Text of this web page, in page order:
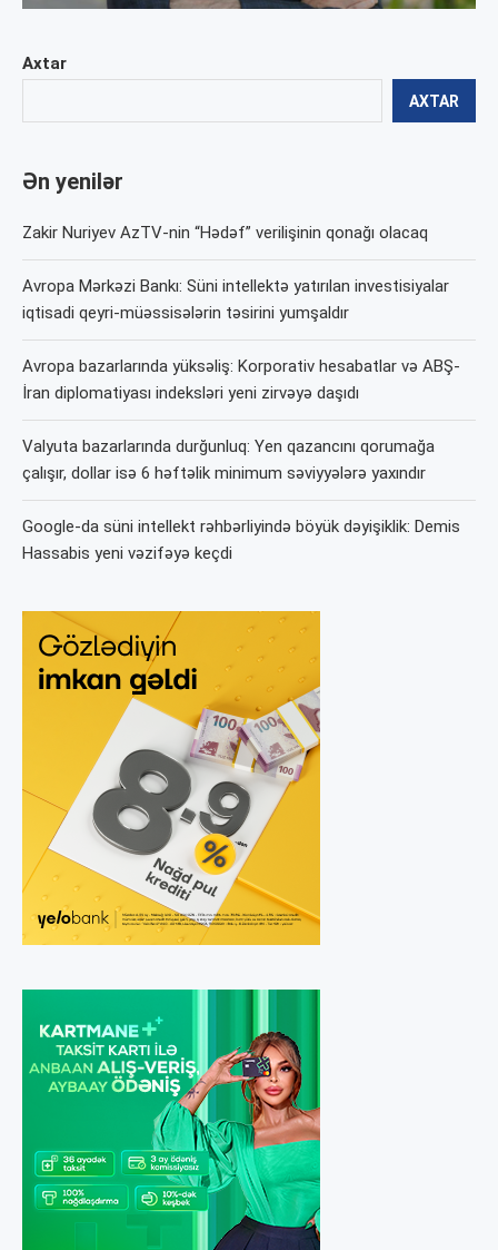
Axtar
AXTAR
Ən yenilər
Zakir Nuriyev AzTV-nin “Hədəf” verilişinin qonağı olacaq
Avropa Mərkəzi Bankı: Süni intellektə yatırılan investisiyalar
iqtisadi qeyri-müəssisələrin təsirini yumşaldır
Avropa bazarlarında yüksəliş: Korporativ hesabatlar və ABŞ-
İran diplomatiyası indeksləri yeni zirvəyə daşıdı
Valyuta bazarlarında durğunluq: Yen qazancını qorumağa
çalışır, dollar isə 6 həftəlik minimum səviyyələrə yaxındır
Google-da süni intellekt rəhbərliyində böyük dəyişiklik: Demis
Hassabis yeni vəzifəyə keçdi